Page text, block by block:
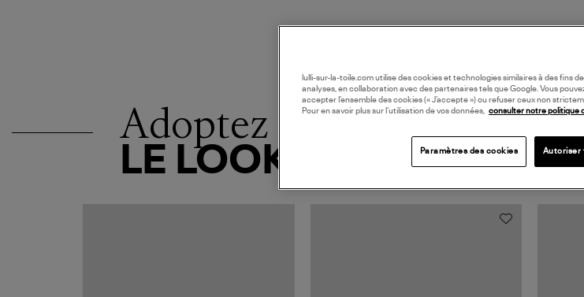
Adoptez
LE LOOK
lulli-sur-la-toile.com utilise des cookies et technologies similaires à des fins
analyses, en collaboration avec des partenaires tels que Google. Vous
accepter l’ensemble des cookies (« J’accepte ») ou refuser ceux non
Pour en savoir plus sur l’utilisation de vos données, consulter notre politique
Paramètres des cookies Autoriser